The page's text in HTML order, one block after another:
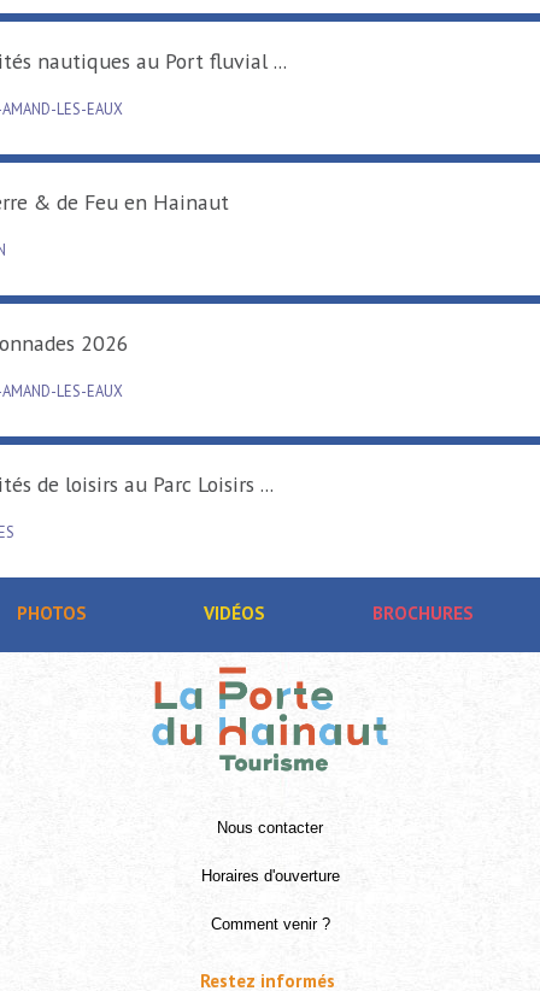
Activités nautiques au Port fluvial ...
SAINT-AMAND-LES-EAUX
De Terre & de Feu en Hainaut
Carillonnades 2026
SAINT-AMAND-LES-EAUX
Activités de loisirs au Parc Loisirs ...
PHOTOS VIDÉOS BROCHURES
Nous contacter
Horaires d'ouverture
Comment venir ?
Restez informés